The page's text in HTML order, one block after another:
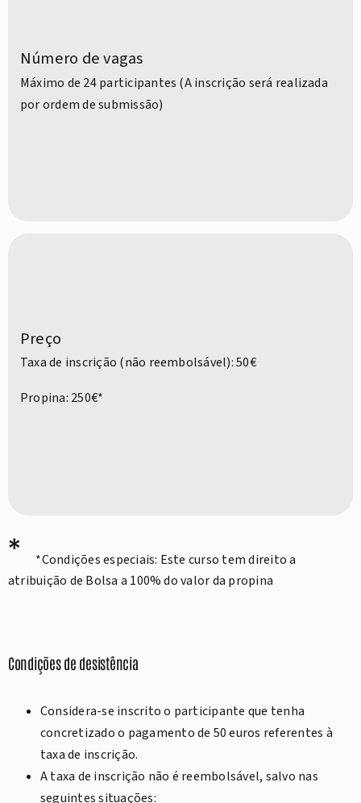
Número de vagas
Máximo de 24 participantes (A inscrição será realizada
por ordem de submissão)
Preço
Taxa de inscrição (não reembolsável): 50€
Propina: 250€*
*
*Condições especiais: Este curso tem direito a
atribuição de Bolsa a 100% do valor da propina
Condições de desistência
Considera-se inscrito o participante que tenha
concretizado o pagamento de 50 euros referentes à
taxa de inscrição.
A taxa de inscrição não é reembolsável, salvo nas
seguintes situações: